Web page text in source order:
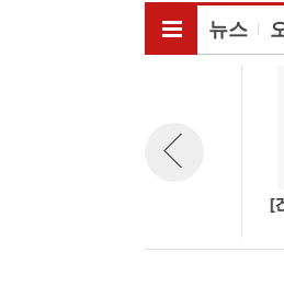
뉴스
전체메뉴보
[건